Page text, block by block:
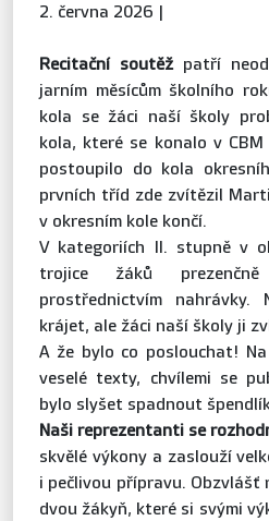
2. června 2026 |
Recitační soutěž patří
jarním měsícům školního
kola se žáci naší školy
kola, které se konalo v
postoupilo do kola
prvních tříd zde zvítězil
v okresním kole končí.
V kategoriích II. stupně v
trojice žáků
prostřednictvím
krájet, ale žáci naší školy ji
A že bylo co poslouchat!
veselé texty, chvílemi se
bylo slyšet spadnout
Naši reprezentanti se
skvělé výkony a zaslouží
i pečlivou přípravu. Obzvlášť
dvou žákyň, které si svými